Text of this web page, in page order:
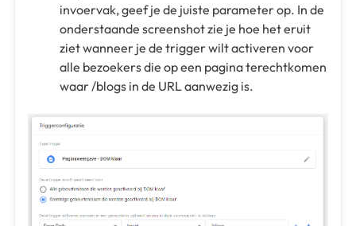
invoervak, geef je de juiste parameter op. In de
onderstaande screenshot zie je hoe het eruit
ziet wanneer je de trigger wilt activeren voor
alle bezoekers die op een pagina terechtkomen
waar /blogs in de URL aanwezig is.